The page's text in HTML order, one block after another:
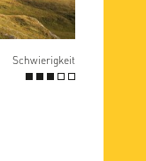
Schwierigkeit